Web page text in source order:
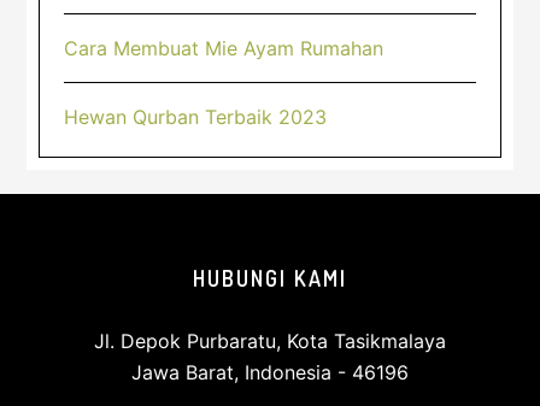
Cara Membuat Mie Ayam Rumahan
Hewan Qurban Terbaik 2023
HUBUNGI KAMI
Jl. Depok Purbaratu, Kota Tasikmalaya
Jawa Barat, Indonesia - 46196